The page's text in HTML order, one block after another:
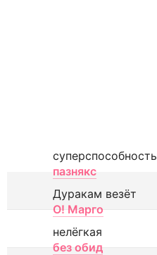
суперспособность
пазнякс
Дуракам везёт
О! Марго
нелёгкая
без обид